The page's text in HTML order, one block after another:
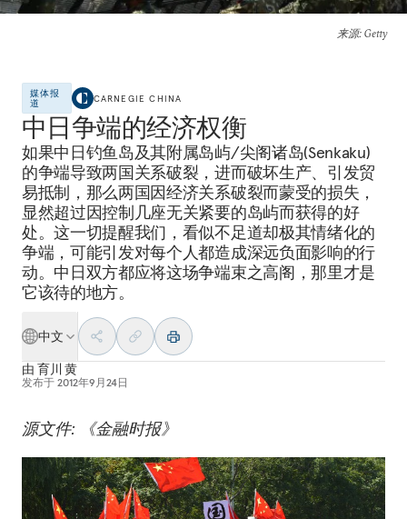
来源: Getty
媒体报
道
CARNEGIE CHINA
中日争端的经济权衡
如果中日钓鱼岛及其附属岛屿/尖阁诸岛(Senkaku)
的争端导致两国关系破裂，进而破坏生产、引发贸
易抵制，那么两国因经济关系破裂而蒙受的损失，
显然超过因控制几座无关紧要的岛屿而获得的好
处。这一切提醒我们，看似不足道却极其情绪化的
争端，可能引发对每个人都造成深远负面影响的行
动。中日双方都应将这场争端束之高阁，那里才是
它该待的地方。
中文
由 育川 黄
发布于 2012年9月24日
源文件: 《金融时报》